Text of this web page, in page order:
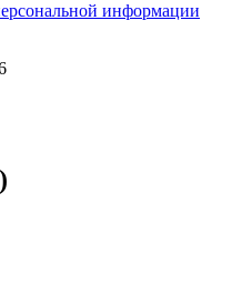
информации